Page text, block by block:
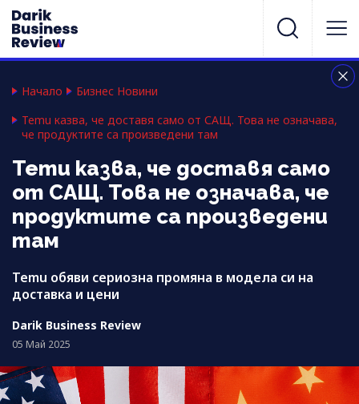
Начало
Бизнес Новини
Temu казва, че доставя само от САЩ. Това не означава,
че продуктите са произведени там
Temu казва, че доставя само
от САЩ. Това не означава, че
продуктите са произведени
там
Temu обяви сериозна промяна в модела си на
доставка и цени
Darik Business Review
05 Май 2025